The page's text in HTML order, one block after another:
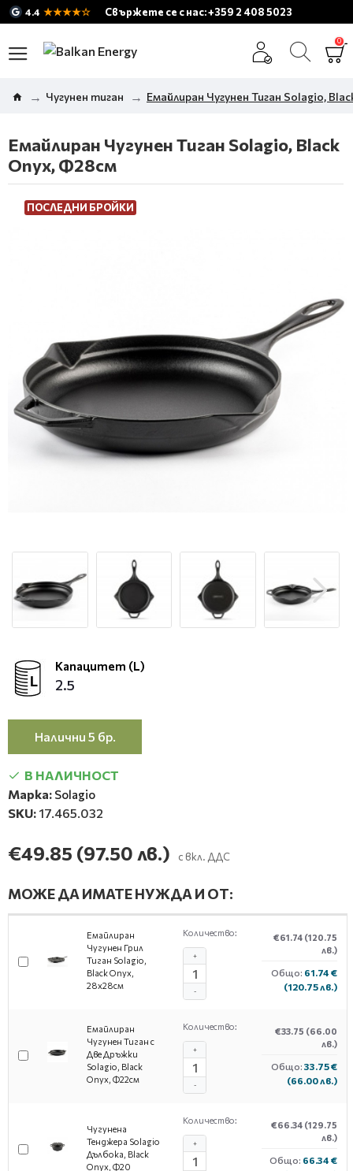
4.4 ★★★★☆ Свържете се с нас: +359 2 408 5023
0
Чугунен тиган Емайлиран Чугунен Тиган Solagio,
Емайлиран Чугунен Тиган Solagio, Black
Onyx, Ф28см
ПОСЛЕДНИ БРОЙКИ
Капацитет (L)
2.5
Налични 5 бр.
В НАЛИЧНОСТ
Марка: Solagio
SKU: 17.465.032
€49.85 (97.50 лв.) с вкл. ДДС
МОЖЕ ДА ИМАТЕ НУЖДА И ОТ:
Емайлиран
Чугунен Грил
Тиган Solagio,
Black Onyx,
28х28см
Количество:
-
+
€61.74 (120.75
лв.)
Общо: 61.74 €
(120.75 лв.)
Емайлиран
Чугунен Тиган с
Две Дръжки
Solagio, Black
Onyx, Ф22см
Количество:
-
+
€33.75 (66.00
лв.)
Общо: 33.75 €
(66.00 лв.)
Чугунена
Тенджера Solagio
Дълбока, Black
Onyx, Ф20
Количество:
+
€66.34 (129.75
лв.)
Общо: 66.34 €